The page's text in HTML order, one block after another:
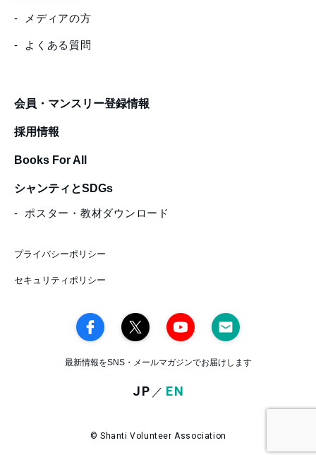
メディアの方
よくある質問
会員・マンスリー登録情報
採用情報
Books For All
シャンティとSDGs
ポスター・教材ダウンロード
プライバシーポリシー
セキュリティポリシー
最新情報をSNS・メールマガジンでお届けします
JP／ EN
© Shanti Volunteer Association